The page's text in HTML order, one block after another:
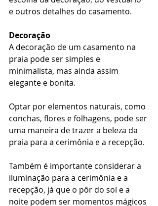
e outros detalhes do casamento.
Decoração
A decoração de um casamento na
praia pode ser simples e
minimalista, mas ainda assim
elegante e bonita.
Optar por elementos naturais, como
conchas, flores e folhagens, pode ser
uma maneira de trazer a beleza da
praia para a cerimônia e a recepção.
Também é importante considerar a
iluminação para a cerimônia e a
recepção, já que o pôr do sol e a
noite podem ser momentos mágicos